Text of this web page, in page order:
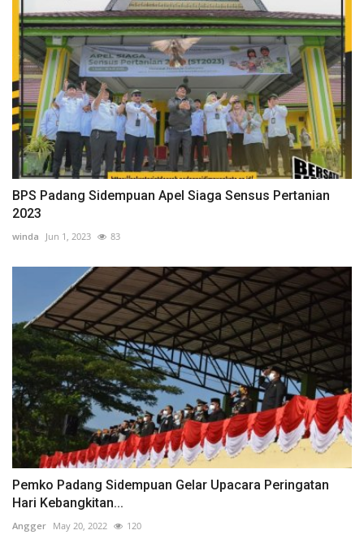
BPS Padang Sidempuan Apel Siaga Sensus Pertanian
2023
winda Jun 1, 2023 83
Pemko Padang Sidempuan Gelar Upacara Peringatan
Hari Kebangkitan...
Angger May 20, 2022 120